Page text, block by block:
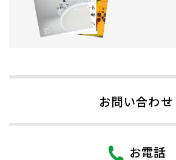
お問い合わせ
お電話